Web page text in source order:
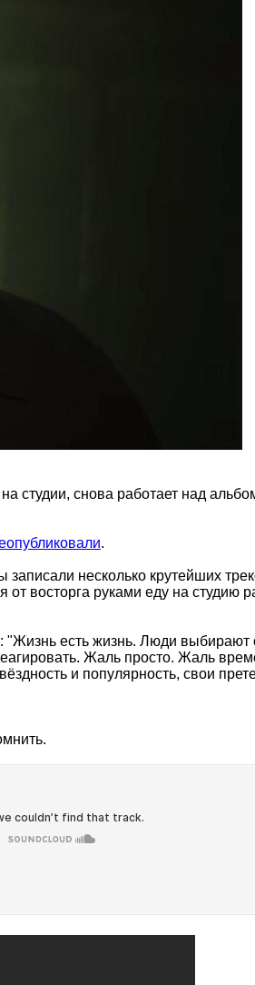
снова работает над
.
несколько крутейших
восторга руками еду на студию
: "Жизнь есть жизнь. Люди выбирают
Жаль просто. Жаль
и популярность, свои